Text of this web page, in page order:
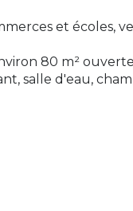
et écoles,
80 m²
salle d'eau,
septique.
GEFFRAY, Tél. :